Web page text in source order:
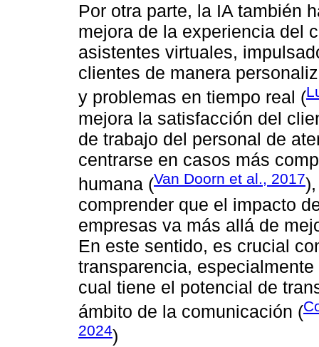
Por otra parte, la IA también
mejora de la experiencia del
asistentes virtuales,
clientes de manera
y problemas en tiempo real (
mejora la satisfacción del
de trabajo del personal de
centrarse en casos más
humana (Van Doorn et al., 2017
comprender que el impacto
empresas va más allá de
En este sentido, es crucial
transparencia,
cual tiene el potencial de
ámbito de la comunicación (
2024)